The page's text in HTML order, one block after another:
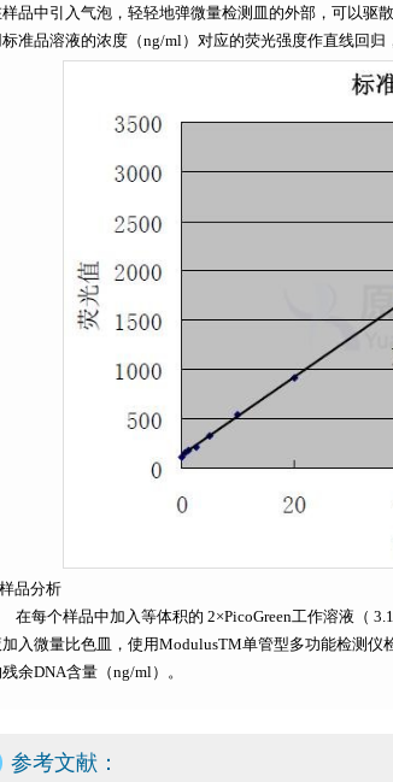
品中引入气泡，轻轻地弹微量检测皿的外部，可以驱
准品溶液的浓度（ng/ml）对应的荧光强度作直线回归
品分析
个样品中加入等体积的 2×PicoGreen工作溶液（
入微量比色皿，使用ModulusTM单管型多功能检测
余DNA含量（ng/ml）。
参考文献：